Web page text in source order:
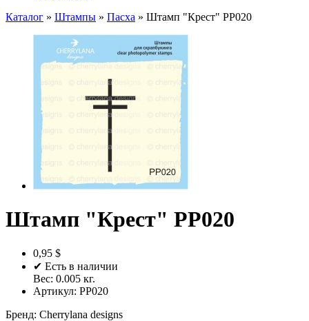
Каталог » Штампы » Пасха » Штамп "Крест" PP020
Штамп "Крест" PP020
0,95 $
✔ Есть в наличии
Вес: 0.005 кг.
Артикул: PP020
Бренд: Cherrylana designs